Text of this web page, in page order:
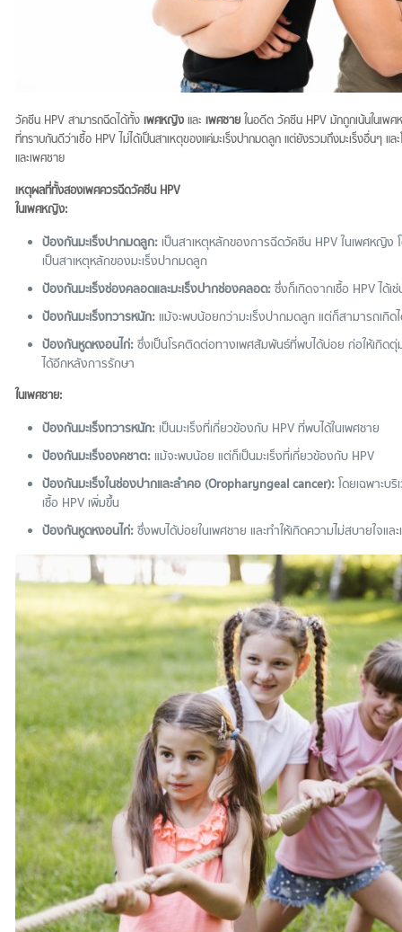
วัคซีน HPV สามารถฉีดได้ทั้ง เพศหญิงและ เพศชายในอดีต วัคซีน HPV มักถูกเน้นในเพ
ที่ทราบกันดีว่าเชื้อ HPV ไม่ได้เป็นสาเหตุของแค่มะเร็งปากมดลูก แต่ยังรวมถึงมะเร็งอื่นๆ
และเพศชาย
เหตุผลที่ทั้งสองเพศควรฉีดวัคซีน HPV
ในเพศหญิง:
ป้องกันมะเร็งปากมดลูก:เป็นสาเหตุหลักของการฉีดวัคซีน HPV ในเพศหญิง
เป็นสาเหตุหลักของมะเร็งปากมดลูก
ป้องกันมะเร็งช่องคลอดและมะเร็งปากช่องคลอด:ซึ่งก็เกิดจากเชื้อ HPV ได้เ
ป้องกันมะเร็งทวารหนัก:แม้จะพบน้อยกว่ามะเร็งปากมดลูก แต่ก็สามารถเกิด
ป้องกันหูดหงอนไก่:ซึ่งเป็นโรคติดต่อทางเพศสัมพันธ์ที่พบได้บ่อย ก่อให้เกิดตุ่
ได้อีกหลังการรักษา
ในเพศชาย:
ป้องกันมะเร็งทวารหนัก:เป็นมะเร็งที่เกี่ยวข้องกับ HPV ที่พบได้ในเพศชาย
ป้องกันมะเร็งองคชาต:แม้จะพบน้อย แต่ก็เป็นมะเร็งที่เกี่ยวข้องกับ HPV
ป้องกันมะเร็งในช่องปากและลำคอ (Oropharyngeal cancer):โดยเฉพาะบ
เชื้อ HPV เพิ่มขึ้น
ป้องกันหูดหงอนไก่:ซึ่งพบได้บ่อยในเพศชาย และทำให้เกิดความไม่สบายใจแล